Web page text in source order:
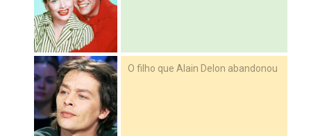
O filho que Alain Delon abandonou